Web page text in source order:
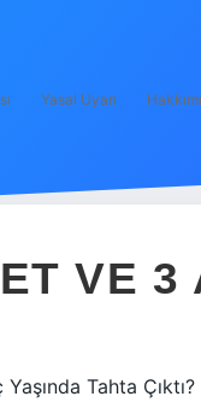
Yasal Uyarı
VE 3
Tahta Çıktı?